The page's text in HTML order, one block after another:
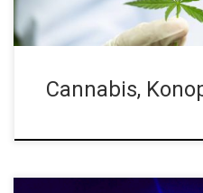
Cannabis,